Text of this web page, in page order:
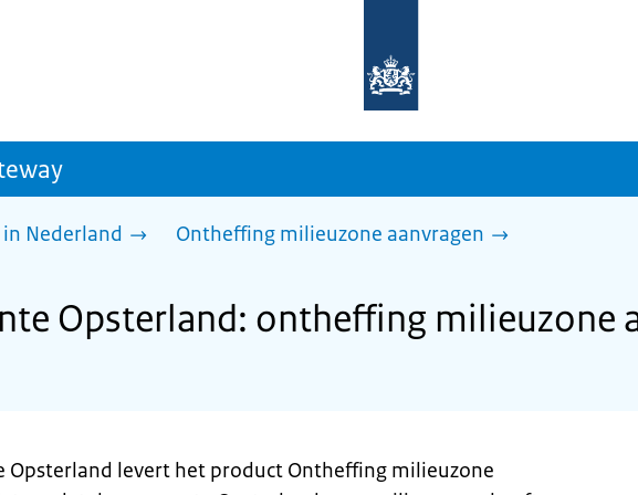
homepage
sdg.rijksoverheid.nl
in Nederland Ontheffing milieuzone aanvragen
Opsterland: ontheffing milieuzone
Opsterland levert het product Ontheffing milieuzone